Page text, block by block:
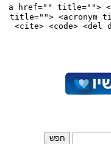
<a href="" title="">
title=""> <acronym
<cite> <code> <del